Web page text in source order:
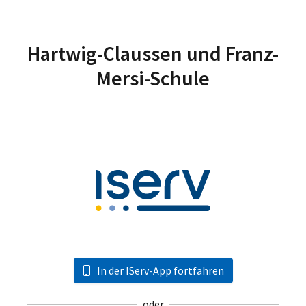
Hartwig-Claussen und Franz-
Mersi-Schule
In der IServ-App fortfahren